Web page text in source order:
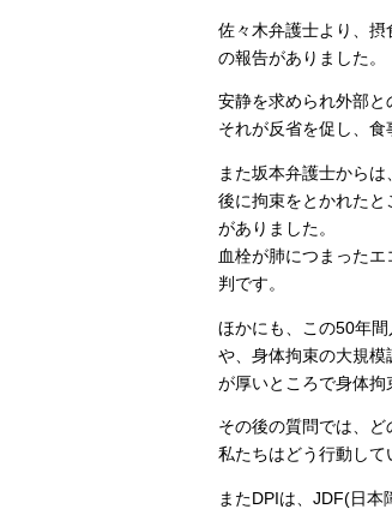
佐々木弁護士より、
の報告がありました。
安静を求められ外部と
それが反省を促し、食
また坂本弁護士から
後に拘束をとかれた
がありました。
血栓が肺につまった
判です。
ほかにも、この50年
や、身体拘束の大規
が厚いところで身体拘
その後の質問では、ど
私たちはどう行動して
またDPIは、JDF(日本